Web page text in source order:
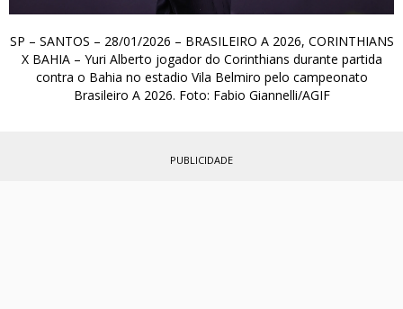
SP – SANTOS – 28/01/2026 – BRASILEIRO A 2026, CORINTHIANS
X BAHIA – Yuri Alberto jogador do Corinthians durante partida
contra o Bahia no estadio Vila Belmiro pelo campeonato
Brasileiro A 2026. Foto: Fabio Giannelli/AGIF
PUBLICIDADE